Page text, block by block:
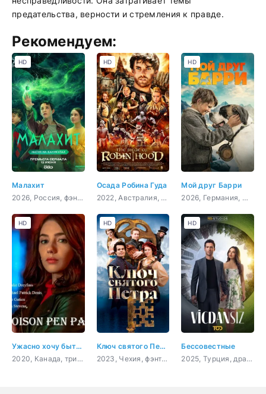
предательства, верности и стремления к правде.
Рекомендуем:
Малахит
2026, Россия, фэнтези, приключения, семейный
HD
Осада Робина Гуда
2022, Австралия, боевик
HD
Мой друг Барри
2026, Германия, Швейцария, семейный
HD
Ужасно хочу быть тобой
2020, Канада, триллер
HD
Ключ святого Петра
2023, Чехия, фэнтези, комедия, семейный
HD
Бессовестные
2025, Турция, драма
HD